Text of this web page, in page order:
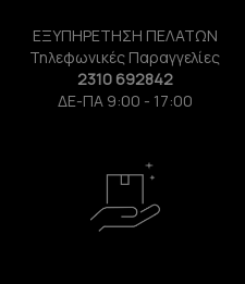
ΕΞΥΠΗΡΕΤΗΣΗ ΠΕΛΑΤΩΝ
Τηλεφωνικές Παραγγελίες
2310 692842
ΔΕ-ΠΑ 9:00 - 17:00